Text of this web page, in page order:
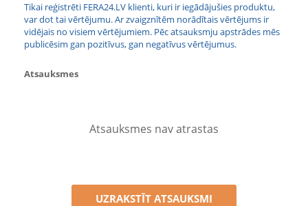
Tikai reģistrēti FERA24.LV klienti, kuri ir iegādājušies produktu,
var dot tai vērtējumu. Ar zvaigznītēm norādītais vērtējums ir
vidējais no visiem vērtējumiem. Pēc atsauksmju apstrādes mēs
publicēsim gan pozitīvus, gan negatīvus vērtējumus.
Atsauksmes
Atsauksmes nav atrastas
UZRAKSTĪT ATSAUKSMI